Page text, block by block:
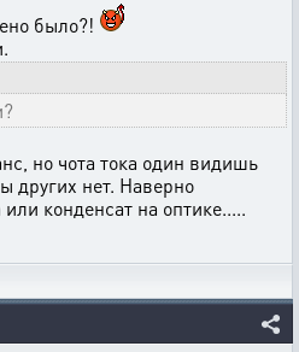
было?!
но чота тока один видишь
других нет. Наверно
конденсат на оптике.....